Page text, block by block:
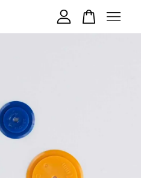
續購物